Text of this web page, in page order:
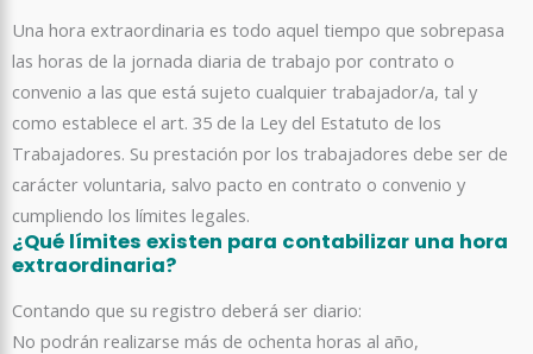
Una hora extraordinaria es todo aquel tiempo que sobrepasa
las horas de la jornada diaria de trabajo por contrato o
convenio a las que está sujeto cualquier trabajador/a, tal y
como establece el art. 35 de la Ley del Estatuto de los
Trabajadores. Su prestación por los trabajadores debe ser de
carácter voluntaria, salvo pacto en contrato o convenio y
cumpliendo los límites legales.
¿Qué límites existen para contabilizar una hora
extraordinaria?
Contando que su registro deberá ser diario:
No podrán realizarse más de ochenta horas al año,